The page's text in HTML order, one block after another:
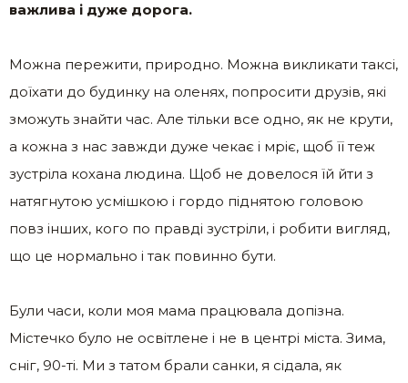
важлива і дуже дорога.
Можна пережити, природно. Можна викликати таксі,
доїхати до будинку на оленях, попросити друзів, які
зможуть знайти час. Але тільки все одно, як не крути,
а кожна з нас завжди дуже чекає і мріє, щоб її теж
зустріла кохана людина. Щоб не довелося їй йти з
натягнутою усмішкою і гордо піднятою головою
повз інших, кого по правді зустріли, і робити вигляд,
що це нормально і так повинно бути.
Були часи, коли моя мама працювала допізна.
Містечко було не освітлене і не в центрі міста. Зима,
сніг, 90-ті. Ми з татом брали санки, я сідала, як